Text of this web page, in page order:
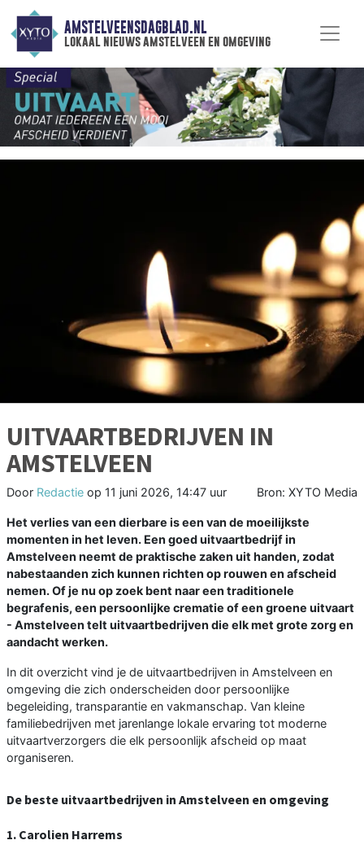
AMSTELVEENSDAGBLAD.NL
lokaal nieuws amstelveen en omgeving
UITVAARTBEDRIJVEN IN
AMSTELVEEN
Door Redactie op 11 juni 2026, 14:47 uur Bron: XYTO Media
Het verlies van een dierbare is een van de moeilijkste
momenten in het leven. Een goed uitvaartbedrijf in
Amstelveen neemt de praktische zaken uit handen, zodat
nabestaanden zich kunnen richten op rouwen en afscheid
nemen. Of je nu op zoek bent naar een traditionele
begrafenis, een persoonlijke crematie of een groene uitvaart
- Amstelveen telt uitvaartbedrijven die elk met grote zorg en
aandacht werken.
In dit overzicht vind je de uitvaartbedrijven in Amstelveen en
omgeving die zich onderscheiden door persoonlijke
begeleiding, transparantie en vakmanschap. Van kleine
familiebedrijven met jarenlange lokale ervaring tot moderne
uitvaartverzorgers die elk persoonlijk afscheid op maat
organiseren.
De beste uitvaartbedrijven in Amstelveen en omgeving
1. Carolien Harrems